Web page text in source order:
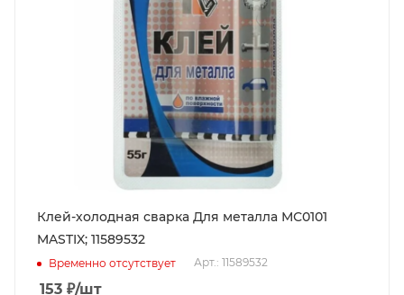
Клей-холодная сварка Для металла МС0101
MASTIX; 11589532
Временно отсутствует Арт.: 11589532
153 ₽/шт